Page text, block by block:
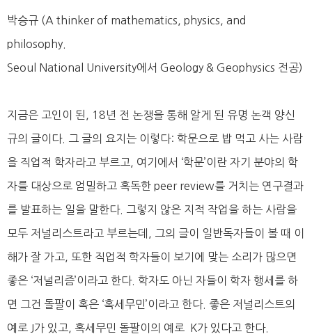
박승규 (A thinker of mathematics, physics, and
philosophy.
Seoul National University에서 Geology & Geophysics 전공)
지금은 고인이 된, 18년 전 논쟁을 통해 알게 된 유명 논객 양신
규의 글이다. 그 글의 요지는 이렇다: 학문으로 밥 먹고 사는 사람
을 직업적 학자라고 부르고, 여기에서 ‘학문’이란 자기 분야의 학
자를 대상으로 엄밀하고 혹독한 peer review를 거치는 연구결과
를 발표하는 일을 말한다. 그렇지 않은 지적 작업을 하는 사람을
모두 저널리스트라고 부르는데, 그의 글이 일반독자들이 볼 때 이
해가 잘 가고, 또한 직업적 학자들이 보기에 맞는 소리가 많으면
좋은 ‘저널리즘’이라고 한다. 학자도 아닌 자들이 학자 행세를 하
면 그건 돌팔이 혹은 ‘혹세무민’이라고 한다. 좋은 저널리스트의
예로 J가 있고, 혹세무민 돌팔이의 예로 K가 있다고 한다.